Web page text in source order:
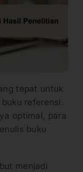
tepat untuk
referensi.
optimal, para
buku
menjadi